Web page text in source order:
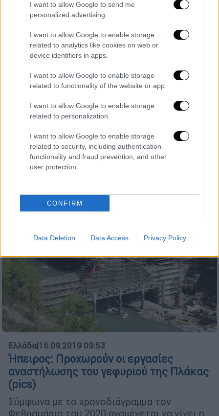
I want to allow Google to send me
personalized advertising.
I want to allow Google to enable storage
related to analytics like cookies on web or
device identifiers in apps.
I want to allow Google to enable storage
related to functionality of the website or app.
I want to allow Google to enable storage
related to personalization.
I want to allow Google to enable storage
related to security, including authentication
functionality and fraud prevention, and other
user protection.
CONFIRM
Data Deletion Data Access Privacy Policy
Βρέθηκε βόμβα των Γερμανών δίπλα από
το γεφύρι της Πλάκας (pics)
Σύμφωνα με το χρονοδιάγραμμα τον
παράδοσή του.
Ελλάδα|16.09.2019 09:53
Ήπειρος: Προχωρούν οι εργασίες
αναστήλωσης του γεφυριού της Πλάκας
(pics)
Σύμφωνα με το χρονοδιάγραμμα τον
Φεβρουάριο του 2020 αναμένεται να γίνει η